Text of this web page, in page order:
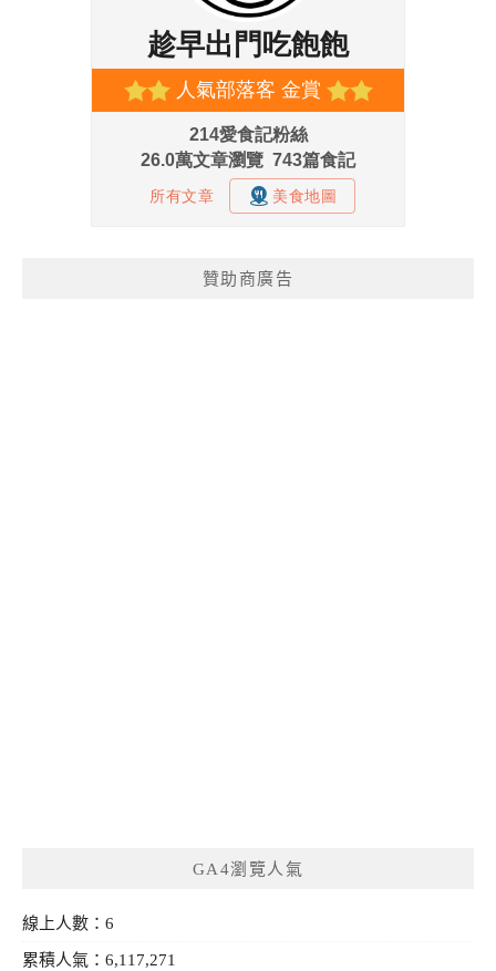
贊助商廣告
GA4瀏覽人氣
線上人數：6
累積人氣：6,117,271